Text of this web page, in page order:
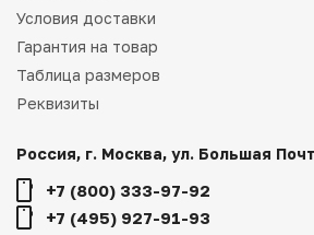
Условия доставки
Гарантия на товар
Таблица размеров
Реквизиты
Россия, г. Москва, ул. Большая
+7 (800) 333-97-92
+7 (495) 927-91-93